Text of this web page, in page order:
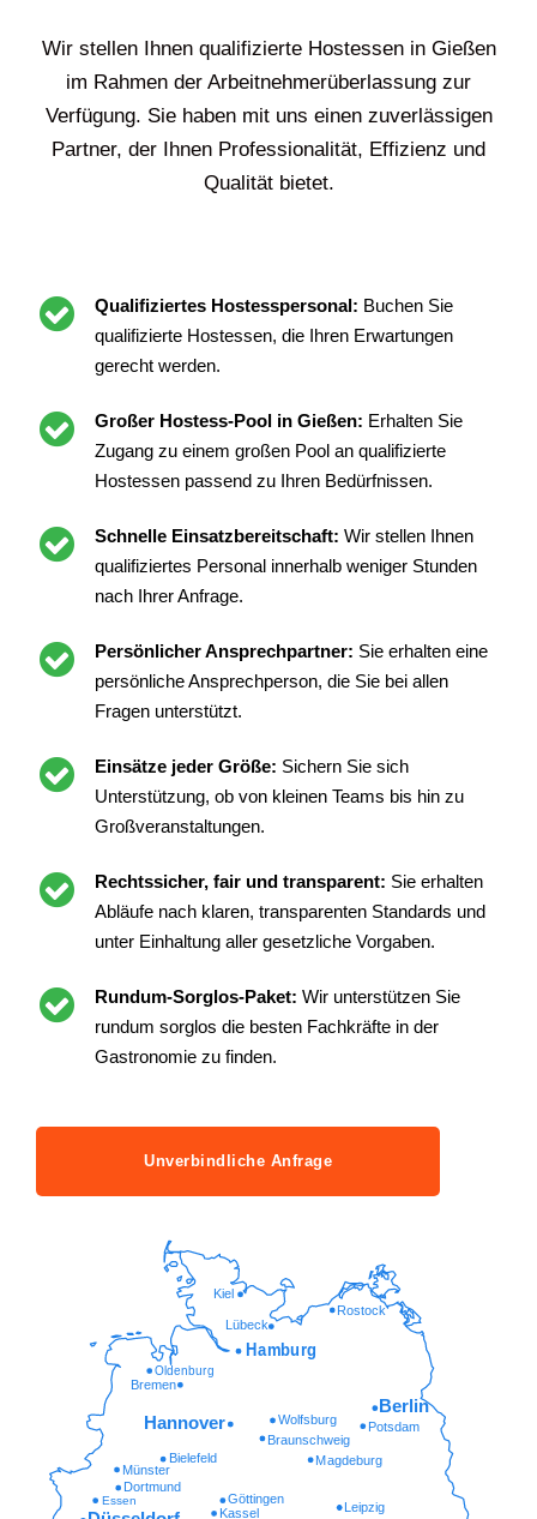
Wir stellen Ihnen qualifizierte Hostessen in Gießen
im Rahmen der Arbeitnehmerüberlassung zur
Verfügung. Sie haben mit uns einen zuverlässigen
Partner, der Ihnen Professionalität, Effizienz und
Qualität bietet.
Qualifiziertes Hostesspersonal: Buchen Sie
qualifizierte Hostessen, die Ihren Erwartungen
gerecht werden.
Großer Hostess-Pool in Gießen: Erhalten Sie
Zugang zu einem großen Pool an qualifizierte
Hostessen passend zu Ihren Bedürfnissen.
Schnelle Einsatzbereitschaft: Wir stellen Ihnen
qualifiziertes Personal innerhalb weniger Stunden
nach Ihrer Anfrage.
Persönlicher Ansprechpartner: Sie erhalten eine
persönliche Ansprechperson, die Sie bei allen
Fragen unterstützt.
Einsätze jeder Größe: Sichern Sie sich
Unterstützung, ob von kleinen Teams bis hin zu
Großveranstaltungen.
Rechtssicher, fair und transparent: Sie erhalten
Abläufe nach klaren, transparenten Standards und
unter Einhaltung aller gesetzliche Vorgaben.
Rundum-Sorglos-Paket: Wir unterstützen Sie
rundum sorglos die besten Fachkräfte in der
Gastronomie zu finden.
Unverbindliche Anfrage
Kassel
Göttingen
Essen
Dortmund
Münster
Magdeburg
Bielefeld
Braunschweig
Potsdam
Wolfsburg
Oldenburg
Lübeck
Rostock
Kiel
Leipzig
Hannover
Berlin
Bremen
Hamburg